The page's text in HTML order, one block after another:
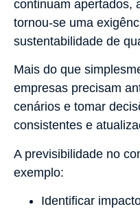
continuam apertados,
tornou-se uma
sustentabilidade de
Mais do que
empresas precisam
cenários e tomar
consistentes e
A previsibilidade no
exemplo:
Identificar